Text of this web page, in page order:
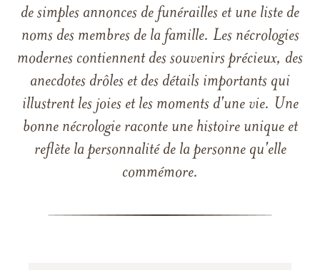
de simples annonces de funérailles et une liste de
noms des membres de la famille. Les nécrologies
modernes contiennent des souvenirs précieux, des
anecdotes drôles et des détails importants qui
illustrent les joies et les moments d'une vie. Une
bonne nécrologie raconte une histoire unique et
reflète la personnalité de la personne qu'elle
commémore.